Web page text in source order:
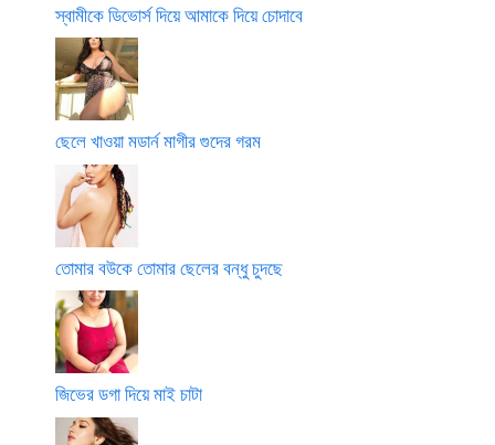
স্বামীকে ডিভোর্স দিয়ে আমাকে দিয়ে চোদাবে
ছেলে খাওয়া মডার্ন মাগীর গুদের গরম
তোমার বউকে তোমার ছেলের বন্ধু চুদছে
জিভের ডগা দিয়ে মাই চাটা